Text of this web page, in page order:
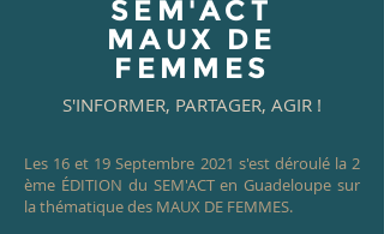
SEM'ACT
MAUX DE
FEMMES
S'INFORMER, PARTAGER, AGIR !
Les 16 et 19 Septembre 2021 s'est déroulé la 2
ème ÉDITION du SEM'ACT en Guadeloupe sur
la thématique des MAUX DE FEMMES.